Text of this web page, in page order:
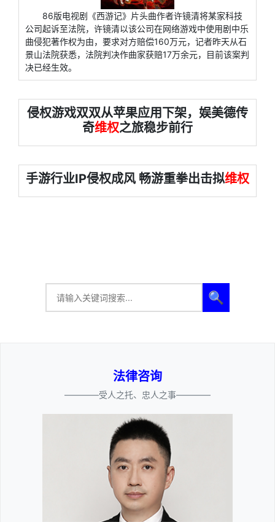
86版电视剧《西游记》片头曲作者许镜清将某家科技
公司起诉至法院，许镜清以该公司在网络游戏中使用剧中乐
曲侵犯著作权为由，要求对方赔偿160万元，记者昨天从石
景山法院获悉，法院判决作曲家获赔17万余元，目前该案判
决已经生效。
侵权游戏双双从苹果应用下架，娱美德传
奇维权之旅稳步前行
手游行业IP侵权成风 畅游重拳出击拟维权
🔍
法律咨询
————受人之托、忠人之事————